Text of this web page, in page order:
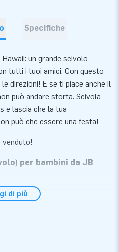
Specifiche
un grande scivolo
tutti i tuoi amici. Con questo
direzioni! E se ti piace anche il
può andare storta. Scivola
e lascia che la tua
può che essere una festa!
venduto!
per bambini da JB
perfetta per qualsiasi
di più